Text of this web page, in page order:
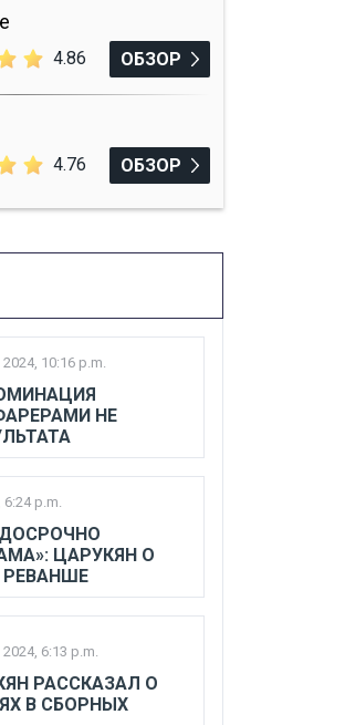
4.86 ОБЗОР
4.76 ОБЗОР
2024, 10:16 p.m.
НЕ
p.m.
ЦАРУКЯН О
2024, 6:13 p.m.
РАССКАЗАЛ О
В СБОРНЫХ